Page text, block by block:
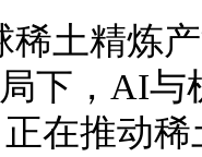
土精炼
下，AI与
在推动稀